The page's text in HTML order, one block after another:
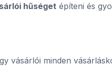
hűséget építeni és
vásárlói minden